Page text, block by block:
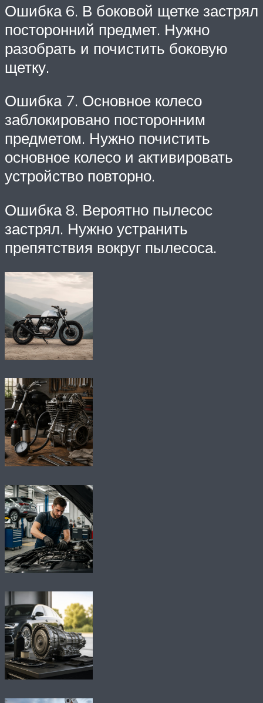
Ошибка 6. В боковой щетке застрял
посторонний предмет. Нужно
разобрать и почистить боковую
щетку.
Ошибка 7. Основное колесо
заблокировано посторонним
предметом. Нужно почистить
основное колесо и активировать
устройство повторно.
Ошибка 8. Вероятно пылесос
застрял. Нужно устранить
препятствия вокруг пылесоса.